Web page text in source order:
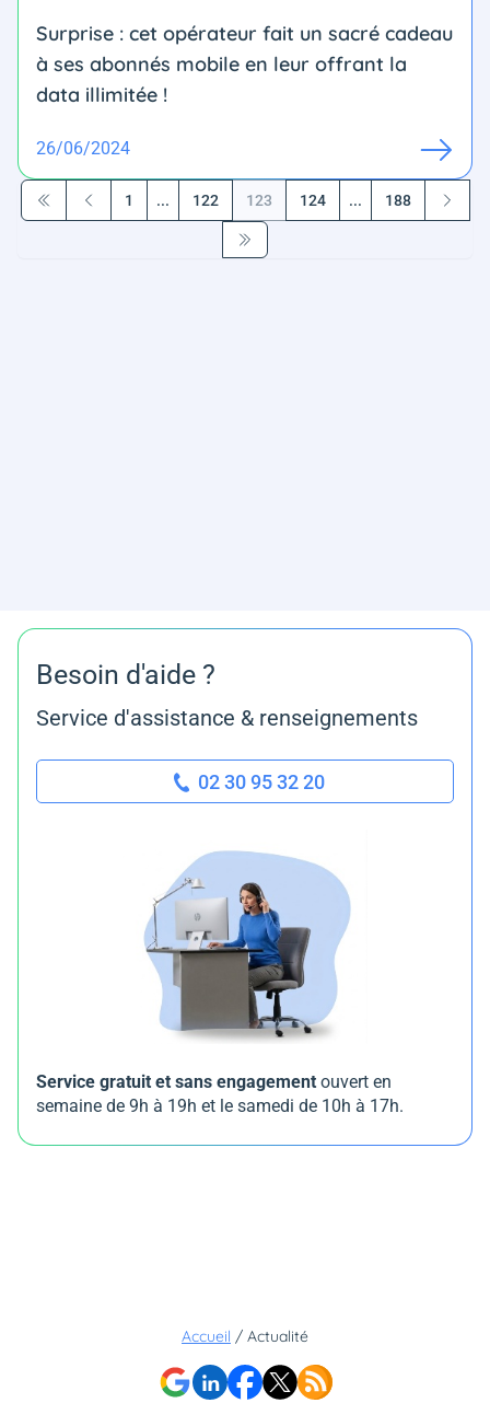
Surprise : cet opérateur fait un sacré cadeau
à ses abonnés mobile en leur offrant la
data illimitée !
26/06/2024
Première page
Précédent
1 ... 122 123 124 ... 188
Suivant
Dernière page
Besoin d'aide ?
Service d'assistance & renseignements
02 30 95 32 20
Service gratuit et sans engagement ouvert en
semaine de 9h à 19h et le samedi de 10h à 17h.
Accueil / Actualité